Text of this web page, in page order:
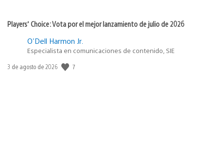
Players’ Choice: Vota por el mejor lanzamiento de julio de 2026
O'Dell Harmon Jr.
Especialista en comunicaciones de contenido, SIE
Fecha
3 de agosto de 2026 7